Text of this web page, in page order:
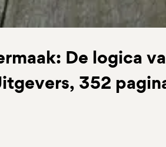
De logica
352